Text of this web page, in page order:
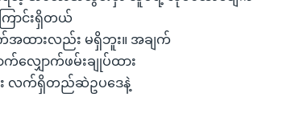
ောင်းရှိတယ်
ထားလည်း မရှိဘူး။ အချက်
ျှောက်ဖမ်းချုပ်ထား
လက်ရှိတည်ဆဲဥပဒေနဲ့